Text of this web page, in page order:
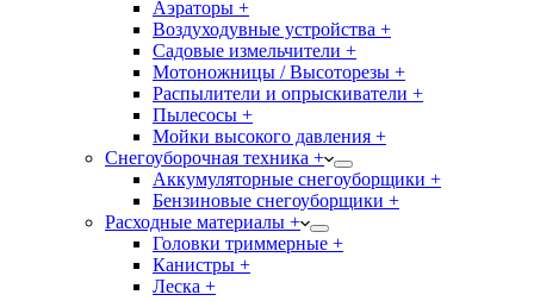
Аэраторы +
Воздуходувные устройства +
Садовые измельчители +
Мотоножницы / Высоторезы +
Распылители и опрыскиватели +
Пылесосы +
Мойки высокого давления +
Снегоуборочная техника +
Аккумуляторные снегоуборщики +
Бензиновые снегоуборщики +
Расходные материалы +
Головки триммерные +
Канистры +
Леска +